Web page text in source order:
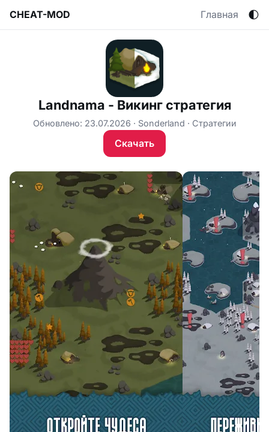
CHEAT-MOD Главная 🌓
Landnama - Викинг стратегия
Обновлено: 23.07.2026 Sonderland Стратегии
Скачать